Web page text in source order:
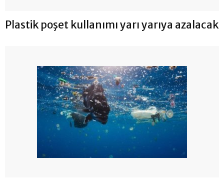
Plastik poşet kullanımı yarı yarıya azalacak